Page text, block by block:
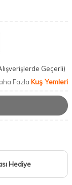
Geçerli)
Fazla Kuş Yemleri
Hediye